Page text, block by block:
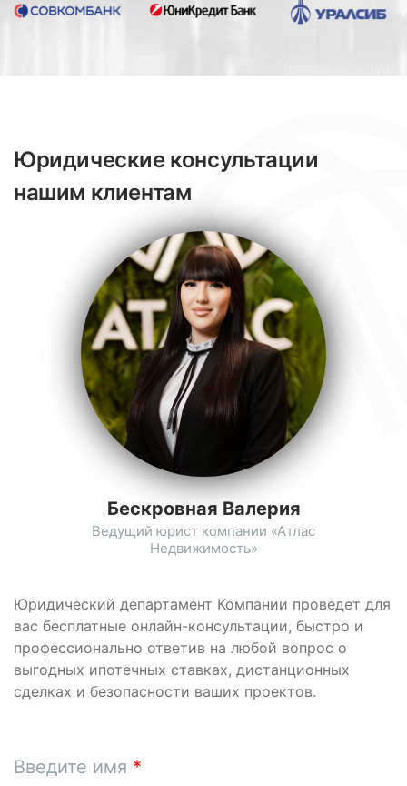
Юридические консультации
нашим клиентам
Юридический департамент Компании проведет для
вас бесплатные онлайн-консультации, быстро и
профессионально ответив на любой вопрос о
выгодных ипотечных ставках, дистанционных
сделках и безопасности ваших проектов.
Введите имя
Бескровная Валерия
Ведущий юрист компании «Атлас
Недвижимость»